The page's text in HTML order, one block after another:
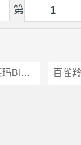
第
1
1